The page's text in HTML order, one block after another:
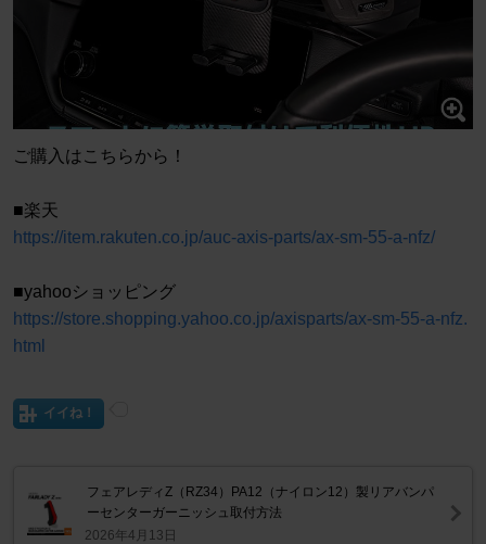
ご購入はこちらから！
■楽天
https://item.rakuten.co.jp/auc-axis-parts/ax-sm-55-a-nfz/
■yahooショッピング
https://store.shopping.yahoo.co.jp/axisparts/ax-sm-55-a-nfz.
html
イイね！
フェアレディZ（RZ34）PA12（ナイロン12）製リアバンパ
ーセンターガーニッシュ取付方法
2026年4月13日